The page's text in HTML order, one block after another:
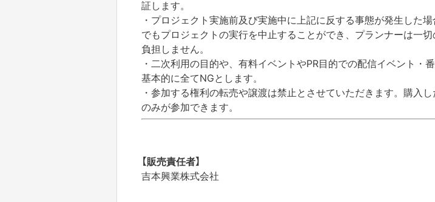
証します。
・プロジェクト実施前及び実施中に上記に反する事態が発生した
でもプロジェクトの実行を中止することができ、プランナーは一
負担しません。
・二次利用の目的や、有料イベントやPR目的での配信イベント・
基本的に全てNGとします。
・参加する権利の転売や譲渡は禁止とさせていただきます。購入
のみが参加できます。
【販売責任者】
吉本興業株式会社